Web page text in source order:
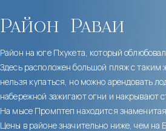
Район Раваи
Район на юге Пхукета, который
Здесь расположен большой пляж с таким
нельзя купаться, но можно арендовать
набережной зажигают огни и накрывают
На мысе Промптеп находится
Цены в районе значительно ниже, чем на